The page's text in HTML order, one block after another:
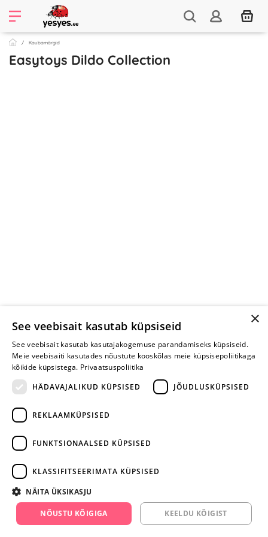
Kaubamärgid
Easytoys Dildo Collection
facebook.com/yesyes.ee
Instagram/yesyes.ee
×
See veebisait kasutab küpsiseid
See veebisait kasutab kasutajakogemuse parandamiseks küpsiseid.
Meie veebisaiti kasutades nõustute kooskõlas meie küpsisepoliitikaga
kõikide küpsistega. Privaatsuspoliitika
HÄDAVAJALIKUD KÜPSISED
JÕUDLUSKÜPSISED
REKLAAMKÜPSISED
FUNKTSIONAALSED KÜPSISED
KLASSIFITSEERIMATA KÜPSISED
NÄITA ÜKSIKASJU
NÕUSTU KÕIGIGA KEELDU KÕIGIST